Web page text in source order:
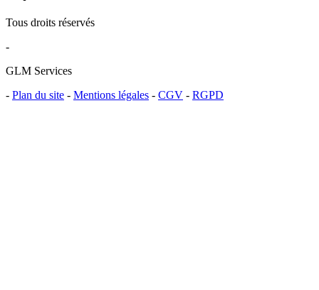
Tous droits réservés
-
GLM Services
- Plan du site - Mentions légales - CGV - RGPD